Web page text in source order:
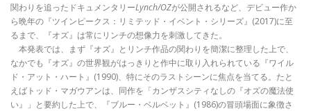
関わりを追ったドキュメンタリーLynch/OZが公開されるなど、デビュー作か
ら晩年の『ツインピークス：リミテッド・イベント・シリーズ』(2017)に至
るまで、『オズ』は常にリンチの想像力を刺激してきた。
本発表では、まず『オズ』とリンチ作品の関わりを簡潔に整理した上で、
なかでも『オズ』の世界観がはっきりと作中に取り入れられている『ワイル
ド・アット・ハート』(1990)、特にそのラストシーンに焦点を当てる。たと
えばトッド・マガウアンは、同作を「カンザスシティなしの『オズの魔法使
い』」と要約した上で、『ブルー・ベルベット』(1986)の冒頭場面に象徴さ